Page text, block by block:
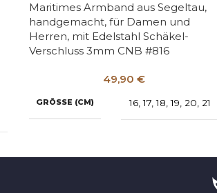
Maritimes Armband aus Segeltau,
handgemacht, für Damen und
Herren, mit Edelstahl Schäkel-
Verschluss 3mm CNB #816
49,90 €
GRÖSSE (CM) 16,17,18,19, 20, 21